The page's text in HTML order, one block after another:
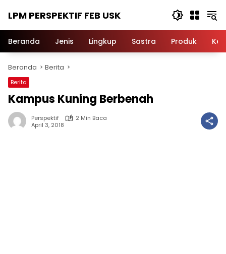
LPM PERSPEKTIF FEB USK
Beranda Jenis Lingkup Sastra Produk
Beranda Berita
Berita
Kampus Kuning Berbenah
Perspektif
2 Min Baca
April 3, 2018